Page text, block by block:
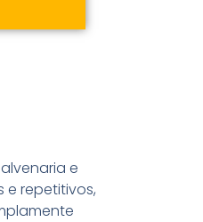
e
repetitivos,